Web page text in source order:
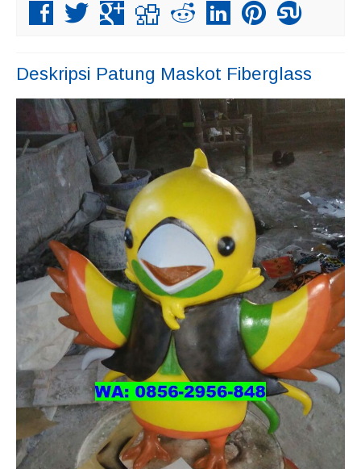
Deskripsi Patung Maskot Fiberglass